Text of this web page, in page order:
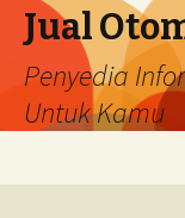
Jual
Penyedia
Untuk Kamu